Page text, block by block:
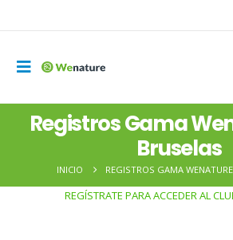
Registros Gama
Bruselas
INICIO REGISTROS GAMA
REGÍSTRATE PARA ACCEDER AL